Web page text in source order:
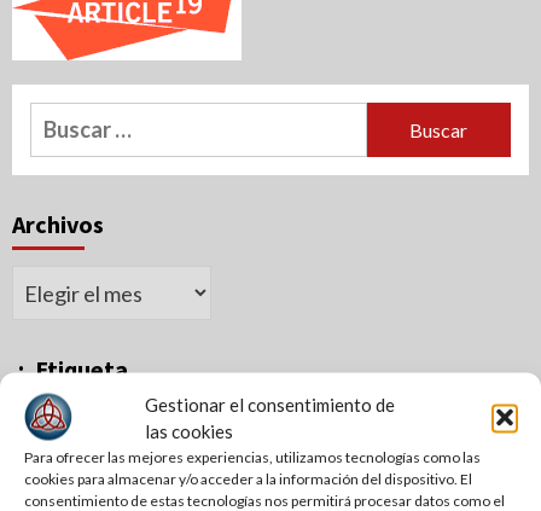
Gestionar el consentimiento de
las cookies
Para ofrecer las mejores experiencias, utilizamos tecnologías como las
cookies para almacenar y/o acceder a la información del dispositivo. El
consentimiento de estas tecnologías nos permitirá procesar datos como el
Buscar:
Archivos
Archivos
.:. Etiqueta
#NOTICIAS PC AGUSTIN PEÑA CRUZ
ALTAMIRA TAMAULIPAS AMÉRICO VILLARREAL ANAYA